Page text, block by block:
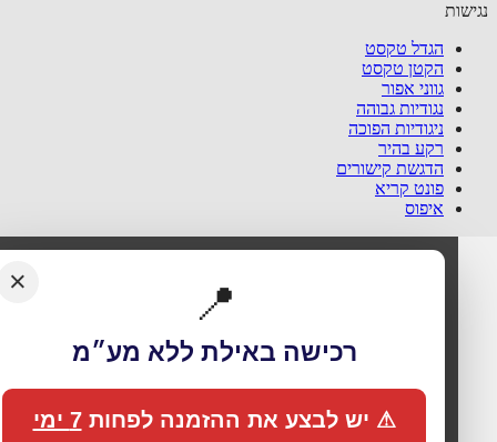
הגדל טקסט
הקטן טקסט
גווני אפור
נגודיות גבוהה
ניגודיות הפוכה
רקע בהיר
הדגשת קישורים
פונט קריא
איפוס
📍
רכישה באילת ללא מע״מ
⚠ יש לבצע את ההזמנה לפחות 7 ימי